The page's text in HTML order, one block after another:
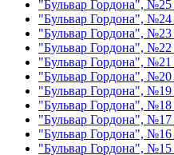
"Бульвар Гордона",
"Бульвар Гордона",
"Бульвар Гордона",
"Бульвар Гордона", №22
"Бульвар Гордона", №21
"Бульвар Гордона", №20
"Бульвар Гордона", №19
"Бульвар Гордона", №18
"Бульвар Гордона", №17
"Бульвар Гордона", №16
"Бульвар Гордона", №15